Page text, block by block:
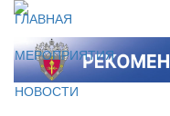
ГЛАВНАЯ
МЕРОПРИЯТИЯ
НОВОСТИ